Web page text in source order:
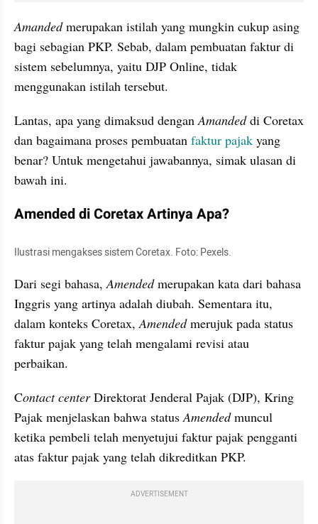
Amanded merupakan istilah yang mungkin cukup asing
bagi sebagian PKP. Sebab, dalam pembuatan faktur di
sistem sebelumnya, yaitu DJP Online, tidak
menggunakan istilah tersebut.
Lantas, apa yang dimaksud dengan Amanded di Coretax
dan bagaimana proses pembuatan faktur pajak yang
benar? Untuk mengetahui jawabannya, simak ulasan di
bawah ini.
Amended di Coretax Artinya Apa?
Ilustrasi mengakses sistem Coretax. Foto: Pexels.
Dari segi bahasa, Amended merupakan kata dari bahasa
Inggris yang artinya adalah diubah. Sementara itu,
dalam konteks Coretax, Amended merujuk pada status
faktur pajak yang telah mengalami revisi atau
perbaikan.
Contact center Direktorat Jenderal Pajak (DJP), Kring
Pajak menjelaskan bahwa status Amended muncul
ketika pembeli telah menyetujui faktur pajak pengganti
atas faktur pajak yang telah dikreditkan PKP.
ADVERTISEMENT